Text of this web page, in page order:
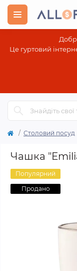
Це гуртовий
Столовий посуд
Чашка
Популярний
Продано